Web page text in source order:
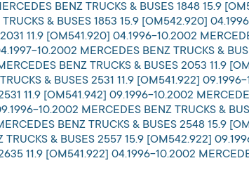
BENZ TRUCKS & BUSES 1848 15.9
& BUSES 1853 15.9 [OM542.920]
11.9 [OM541.920] 04.1996-10.2002
10.2002 MERCEDES BENZ TRUCKS &
BENZ TRUCKS & BUSES 2053 11.9
& BUSES 2531 11.9 [OM541.922]
11.9 [OM541.942] 09.1996-10.2002
10.2002 MERCEDES BENZ TRUCKS &
BENZ TRUCKS & BUSES 2548 15.9
& BUSES 2557 15.9 [OM542.922]
11.9 [OM541.922] 04.1996-10.2002